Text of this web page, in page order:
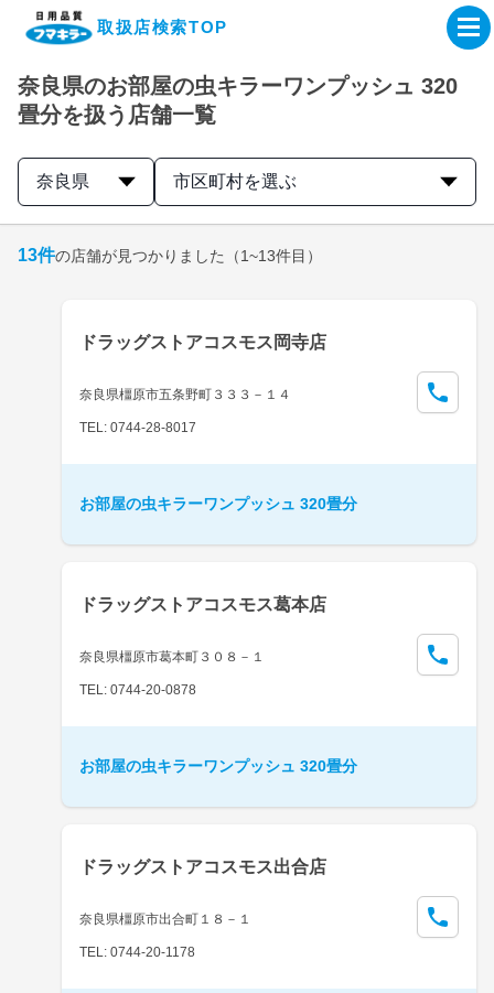
取扱店検索TOP
企業・IR情報サイト
製品情報サイト
取扱店検索はこちら
奈良県のお部屋の虫キラーワンプッシュ 320
畳分を扱う店舗一覧
奈良県 市区町村を選ぶ
13件の店舗が見つかりました （1~13件目）
ドラッグストアコスモス岡寺店
奈良県橿原市五条野町３３３－１４
TEL: 0744-28-8017
お部屋の虫キラーワンプッシュ 320畳分
ドラッグストアコスモス葛本店
奈良県橿原市葛本町３０８－１
TEL: 0744-20-0878
お部屋の虫キラーワンプッシュ 320畳分
ドラッグストアコスモス出合店
奈良県橿原市出合町１８－１
TEL: 0744-20-1178